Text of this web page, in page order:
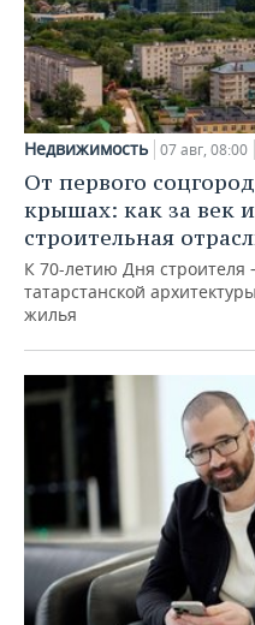
Недвижимость 07 авг, 08:00
От первого
крышах: как за век
строительная
К 70-летию Дня строителя
татарстанской
жилья